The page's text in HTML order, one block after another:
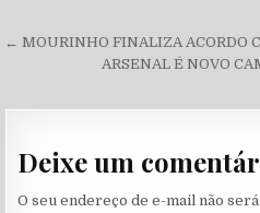
Navegação de
← MOURINHO FINALIZA ACORDO
ARSENAL É NOVO
Deixe um
O seu endereço de e-mail não